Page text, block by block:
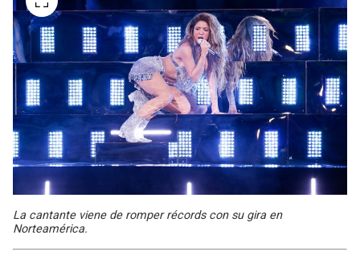
La cantante viene de romper récords con su gira en
Norteamérica.